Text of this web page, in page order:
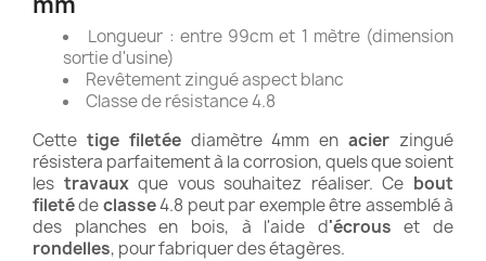
Longueur : entre 99cm et 1 mètre (dimension
sortie d'usine)
Revêtement zingué aspect blanc
Classe de résistance 4.8
Cette tige filetéediamètre 4mm enacier zingué
résistera parfaitement à la corrosion, quels que soient
les travauxque vous souhaitez réaliser. Ce bout
filetédeclasse4.8 peut par exemple être assemblé à
des planches en bois, à l'aide d'écrous et de
rondelles, pour fabriquer des étagères.